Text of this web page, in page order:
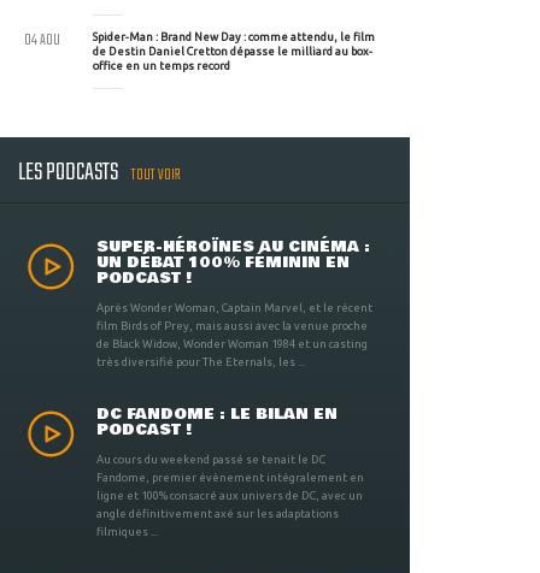
Spider-Man : Brand New Day : comme attendu, le film
de Destin Daniel Cretton dépasse le milliard au box-
office en un temps record
04 AOU
LES PODCASTS TOUT VOIR
SUPER-HÉROÏNES AU CINÉMA :
UN DÉBAT 100% FÉMININ EN
PODCAST !
Après Wonder Woman, Captain Marvel, et le récent
film Birds of Prey, mais aussi avec la venue proche
de Black Widow, Wonder Woman 1984 et un casting
très diversifié pour The Eternals, les ...
DC FANDOME : LE BILAN EN
PODCAST !
Au cours du weekend passé se tenait le DC
Fandome, premier évènement intégralement en
ligne et 100% consacré aux univers de DC, avec un
angle définitivement axé sur les adaptations
filmiques ...